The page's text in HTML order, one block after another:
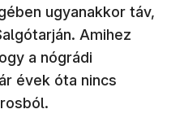
ugyanakkor táv,
Amihez
a nógrádi
évek óta nincs